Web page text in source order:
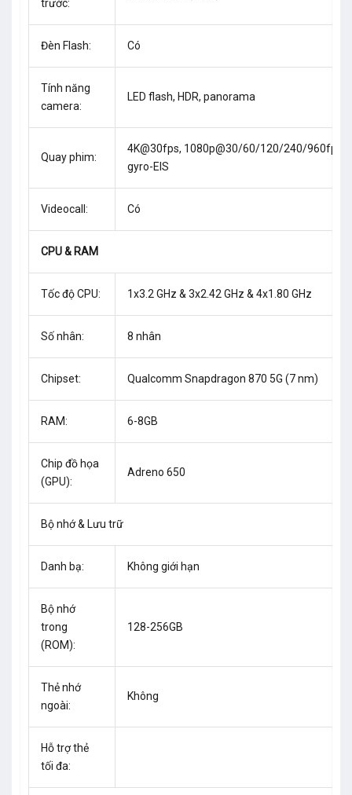
trước:
Đèn Flash: Có
Tính năng
camera:
LED flash, HDR, panorama
Quay phim:
4K@30fps, 1080p@30/60/120/240/960fps,
gyro-EIS
Videocall: Có
CPU & RAM
Tốc độ CPU: 1x3.2 GHz & 3x2.42 GHz & 4x1.80 GHz
Số nhân: 8 nhân
Chipset: Qualcomm Snapdragon 870 5G (7 nm)
RAM: 6-8GB
Chip đồ họa
(GPU):
Adreno 650
Bộ nhớ & Lưu trữ
Danh bạ: Không giới hạn
Bộ nhớ
trong
(ROM):
128-256GB
Thẻ nhớ
ngoài:
Không
Hỗ trợ thẻ
tối đa: